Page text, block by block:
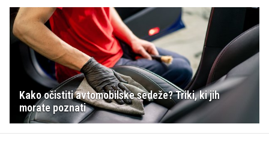
Kako očistiti avtomobilske sedeže? Triki, ki jih
morate poznati